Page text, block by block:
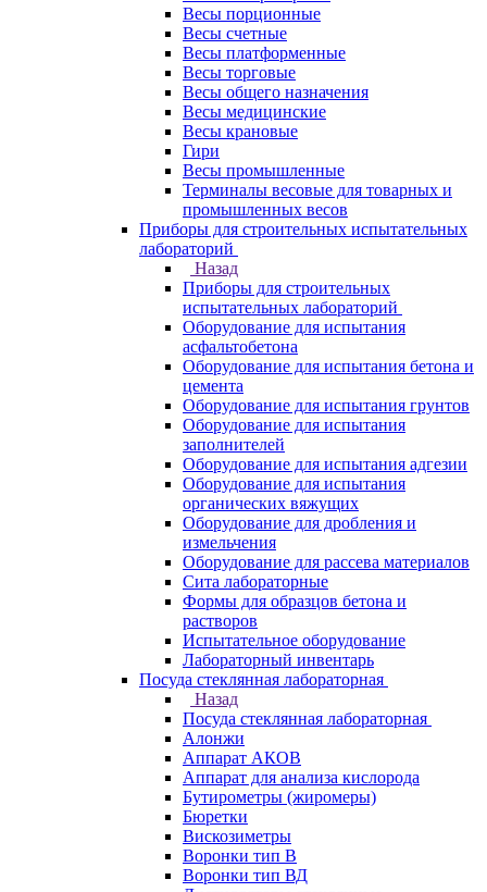
Весы порционные
Весы счетные
Весы платформенные
Весы торговые
Весы общего назначения
Весы медицинские
Весы крановые
Гири
Весы промышленные
Терминалы весовые для товарных и
промышленных весов
Приборы для строительных испытательных
лабораторий
Назад
Приборы для строительных
испытательных лабораторий
Оборудование для испытания
асфальтобетона
Оборудование для испытания бетона и
цемента
Оборудование для испытания грунтов
Оборудование для испытания
заполнителей
Оборудование для испытания адгезии
Оборудование для испытания
органических вяжущих
Оборудование для дробления и
измельчения
Оборудование для рассева материалов
Сита лабораторные
Формы для образцов бетона и
растворов
Испытательное оборудование
Лабораторный инвентарь
Посуда стеклянная лабораторная
Назад
Посуда стеклянная лабораторная
Алонжи
Аппарат АКОВ
Аппарат для анализа кислорода
Бутирометры (жиромеры)
Бюретки
Вискозиметры
Воронки тип В
Воронки тип ВД